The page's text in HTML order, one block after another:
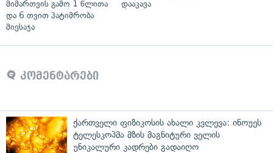
მიმართვის გამო 1 წლითა
და 6 თვით პატიმრობა
მიესაჯა
დააკავა
კომენტარები
ქართველი ფიზიკოსის ახალი კვლევა: ინოუეს
ტელესკოპმა მზის მაგნიტური ველის
უნიკალური კადრები გადაიღო